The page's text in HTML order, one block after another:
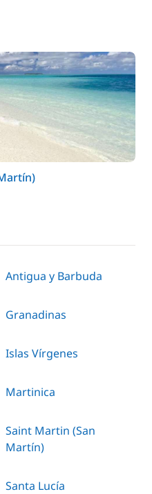
Antigua y Barbuda
Granadinas
Islas Vírgenes
Martinica
Saint Martin (San
Martín)
Santa Lucía